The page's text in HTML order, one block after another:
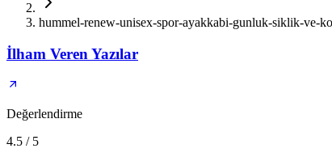
hummel-renew-unisex-spor-ayakkabi-gunluk-siklik-ve-
İlham Veren Yazılar
Değerlendirme
4.5 / 5